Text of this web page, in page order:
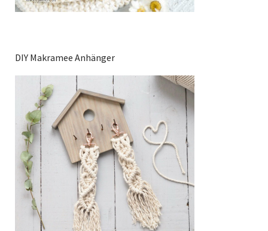
DIY Makramee Anhänger